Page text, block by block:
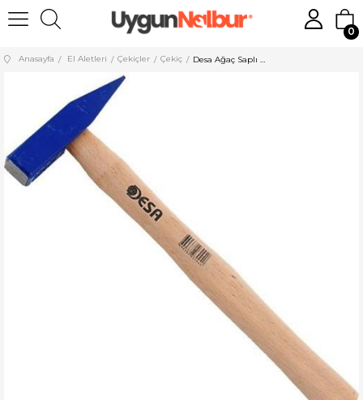
0
Anasayfa El Aletleri Çekiçler Çekiç